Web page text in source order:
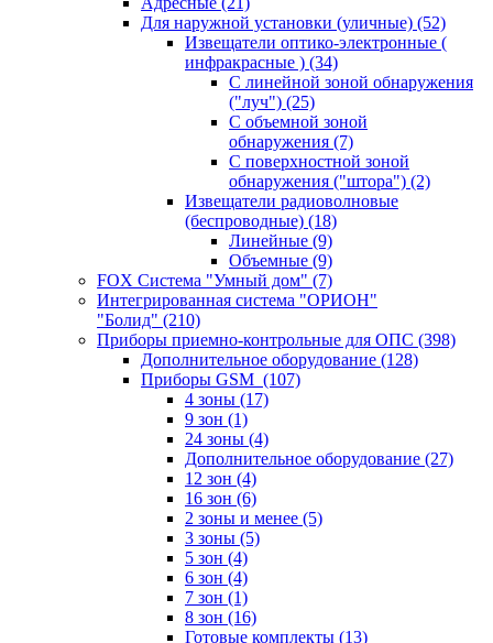
Для наружной установки (уличные) (52)
Извещатели оптико-электронные (
инфракрасные ) (34)
С линейной зоной обнаружения
("луч") (25)
С объемной зоной
обнаружения (7)
С поверхностной зоной
обнаружения ("штора") (2)
Извещатели радиоволновые
(беспроводные) (18)
Линейные (9)
Объемные (9)
FOX Система "Умный дом" (7)
Интегрированная система "ОРИОН"
"Болид" (210)
Приборы приемно-контрольные для ОПС (398)
Дополнительное оборудование (128)
Приборы GSM (107)
4 зоны (17)
9 зон (1)
24 зоны (4)
Дополнительное оборудование (27)
12 зон (4)
16 зон (6)
2 зоны и менее (5)
3 зоны (5)
5 зон (4)
6 зон (4)
7 зон (1)
8 зон (16)
Готовые комплекты (13)